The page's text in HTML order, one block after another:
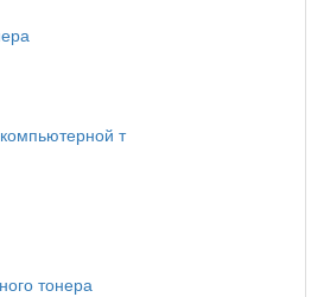
т
тонера